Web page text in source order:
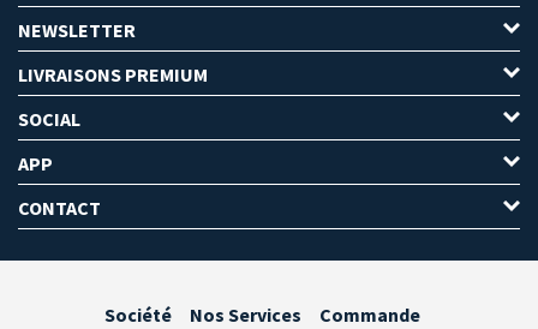
NEWSLETTER
LIVRAISONS PREMIUM
SOCIAL
APP
CONTACT
Société Nos Services Commande